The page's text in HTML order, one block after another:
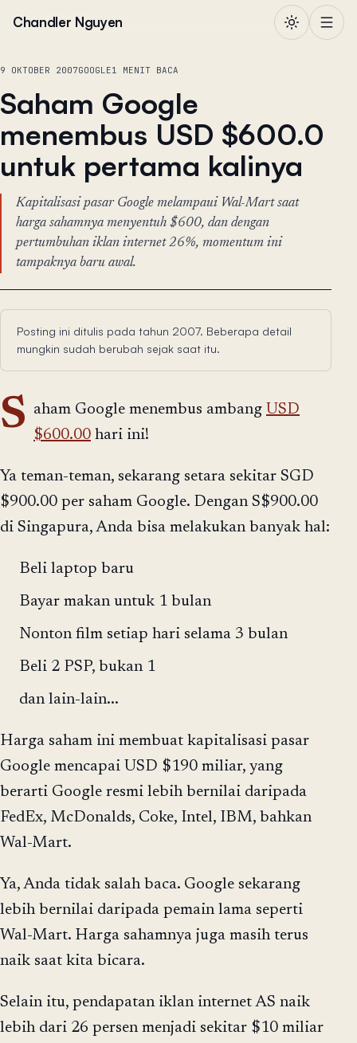
Chandler Nguyen
9 OKTOBER 2007GOOGLE1 MENIT BACA
Saham Google
menembus USD $600.0
untuk pertama kalinya
Kapitalisasi pasar Google melampaui Wal-Mart saat
harga sahamnya menyentuh $600, dan dengan
pertumbuhan iklan internet 26%, momentum ini
tampaknya baru awal.
Posting ini ditulis pada tahun 2007. Beberapa detail
mungkin sudah berubah sejak saat itu.
S aham Google menembus ambang USD
$600.00 hari ini!
Ya teman-teman, sekarang setara sekitar SGD
$900.00 per saham Google. Dengan S$900.00
di Singapura, Anda bisa melakukan banyak hal:
Beli laptop baru
Bayar makan untuk 1 bulan
Nonton film setiap hari selama 3 bulan
Beli 2 PSP, bukan 1
dan lain-lain...
Harga saham ini membuat kapitalisasi pasar
Google mencapai USD $190 miliar, yang
berarti Google resmi lebih bernilai daripada
FedEx, McDonalds, Coke, Intel, IBM, bahkan
Wal-Mart.
Ya, Anda tidak salah baca. Google sekarang
lebih bernilai daripada pemain lama seperti
Wal-Mart. Harga sahamnya juga masih terus
naik saat kita bicara.
Selain itu, pendapatan iklan internet AS naik
lebih dari 26 persen menjadi sekitar $10 miliar